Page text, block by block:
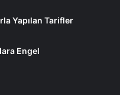
Yapılan Tarifler
Engel